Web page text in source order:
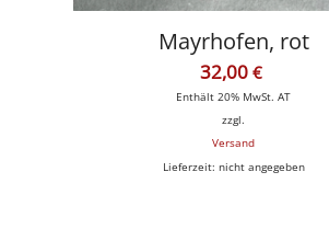
Mayrhofen, rot
32,00 €
Enthält 20% MwSt. AT
zzgl.
Versand
Lieferzeit: nicht angegeben